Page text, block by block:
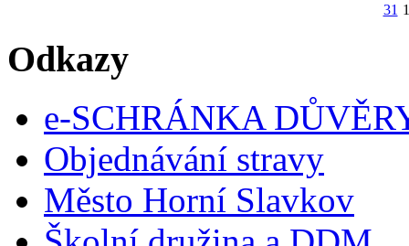
31 1
Odkazy
e-SCHRÁNKA
Objednávání stravy
Město Horní Slavkov